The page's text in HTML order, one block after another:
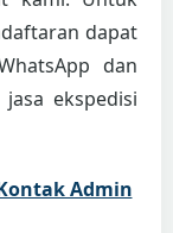
dapat
dan
ekspedisi
Admin